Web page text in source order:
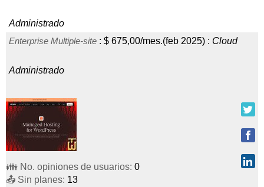
Administrado
Enterprise Multiple-site : $ 675,00/mes.(feb 2025) : Cloud
Administrado
👪 No. opiniones de usuarios: 0
📤 Sin planes: 13